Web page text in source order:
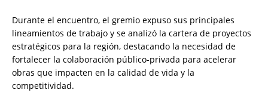
Durante el encuentro, el gremio expuso sus principales
lineamientos de trabajo y se analizó la cartera de proyectos
estratégicos para la región, destacando la necesidad de
fortalecer la colaboración público-privada para acelerar
obras que impacten en la calidad de vida y la
competitividad.